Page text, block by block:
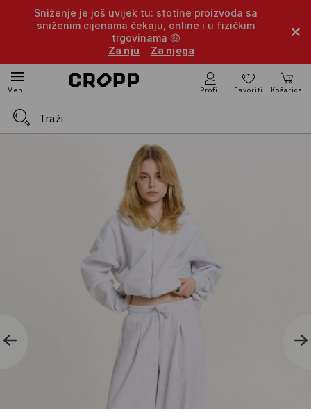
Sniženje je još uvijek tu: stotine proizvoda sa
sniženim cijenama čekaju, online i u fizičkim
trgovinama 🤑
Za nju
Za njega
Menu Profil Favoriti Košarica